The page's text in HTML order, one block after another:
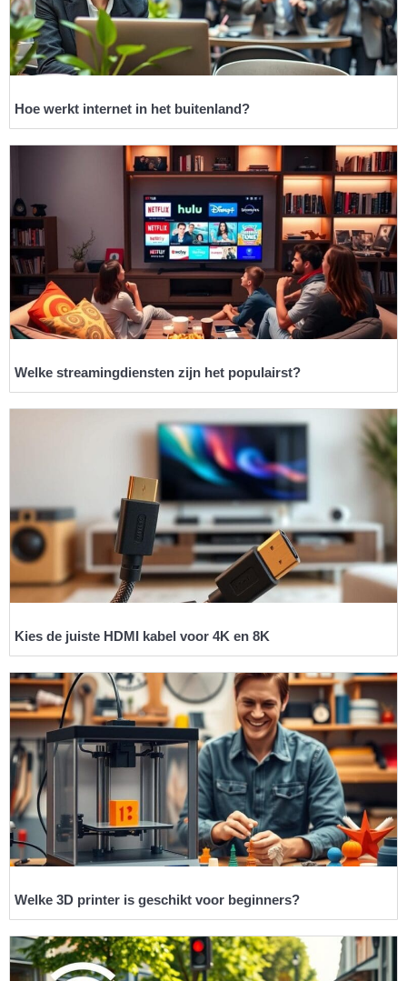
Hoe werkt internet in het buitenland?
Welke streamingdiensten zijn het populairst?
Kies de juiste HDMI kabel voor 4K en 8K
Welke 3D printer is geschikt voor beginners?